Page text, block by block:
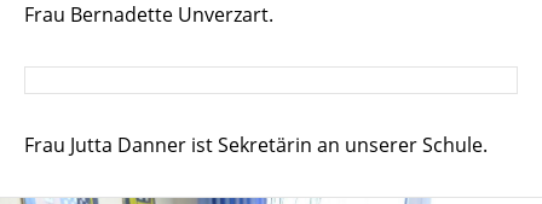
Frau Bernadette Unverzart.
Frau Jutta Danner ist Sekretärin an unserer Schule.